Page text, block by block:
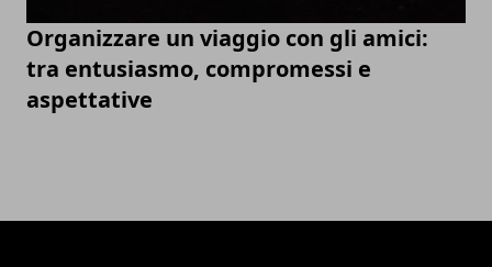
Organizzare un viaggio con gli amici:
tra entusiasmo, compromessi e
aspettative